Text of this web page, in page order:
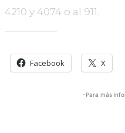
4210 y 4074 o al 911.
Facebook X
-Para más